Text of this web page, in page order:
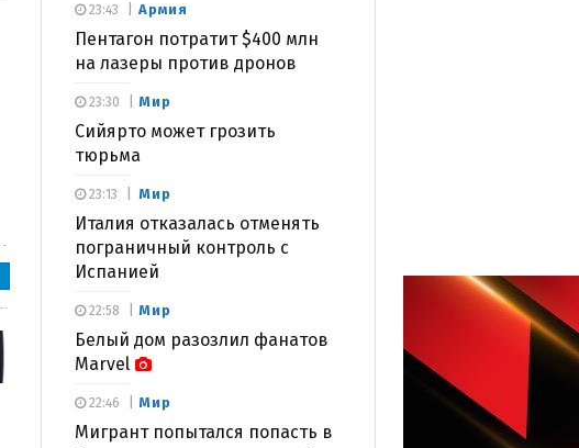
Армия
Пентагон потратит $400 млн
на лазеры против дронов
23:43
Мир
Сийярто может грозить
тюрьма
23:30
Мир
Италия отказалась отменять
пограничный контроль с
Испанией
23:13
Мир
Белый дом разозлил фанатов
Marvel
22:58
Мир
Мигрант попытался попасть в
22:46